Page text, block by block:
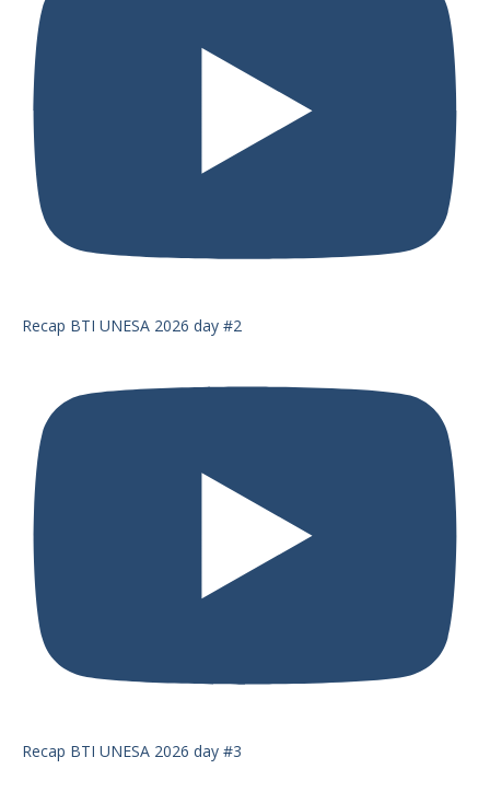
Recap BTI UNESA 2026 day #2
Recap BTI UNESA 2026 day #3